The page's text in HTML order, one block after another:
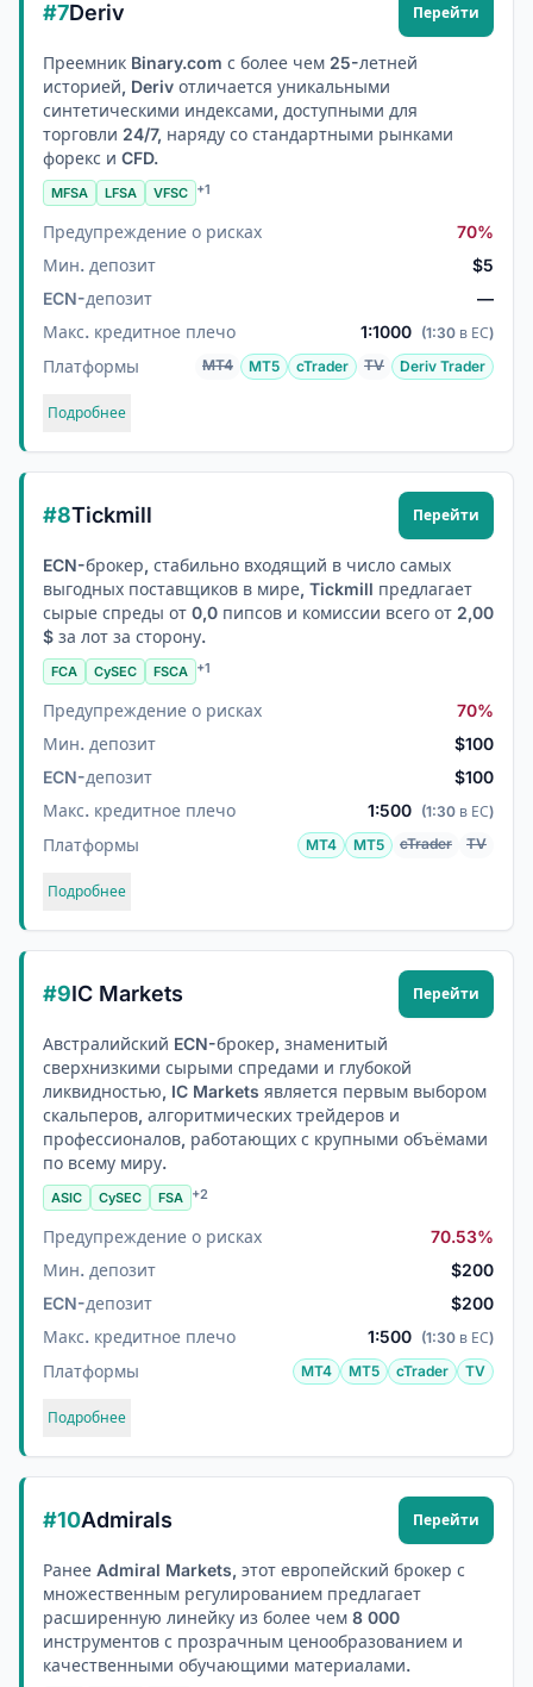
#7Deriv Перейти
Преемник Binary.com с более чем 25-летней
историей, Deriv отличается уникальными
синтетическими индексами, доступными для
торговли 24/7, наряду со стандартными рынками
форекс и CFD.
MFSA LFSA VFSC +1
Предупреждение о рисках
70%
Мин. депозит
$5
ECN-депозит
—
Макс. кредитное плечо
1:1000 (1:30 в ЕС)
Платформы MT4 MT5 cTrader TV Deriv Trader
Подробнее
#8Tickmill Перейти
ECN-брокер, стабильно входящий в число самых
выгодных поставщиков в мире, Tickmill предлагает
сырые спреды от 0,0 пипсов и комиссии всего от 2,00
$ за лот за сторону.
FCA CySEC FSCA +1
Предупреждение о рисках
70%
Мин. депозит
$100
ECN-депозит
$100
Макс. кредитное плечо
1:500 (1:30 в ЕС)
Платформы MT4 MT5 cTrader TV
Подробнее
#9IC Markets Перейти
Австралийский ECN-брокер, знаменитый
сверхнизкими сырыми спредами и глубокой
ликвидностью, IC Markets является первым выбором
скальперов, алгоритмических трейдеров и
профессионалов, работающих с крупными объёмами
по всему миру.
ASIC CySEC FSA +2
Предупреждение о рисках
70.53%
Мин. депозит
$200
ECN-депозит
$200
Макс. кредитное плечо
1:500 (1:30 в ЕС)
Платформы MT4 MT5 cTrader TV
Подробнее
#10Admirals Перейти
Ранее Admiral Markets, этот европейский брокер с
множественным регулированием предлагает
расширенную линейку из более чем 8 000
инструментов с прозрачным ценообразованием и
качественными обучающими материалами.